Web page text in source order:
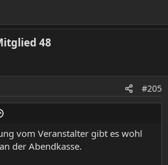
48
#205
vom Veranstalter gibt es wohl
der Abendkasse.